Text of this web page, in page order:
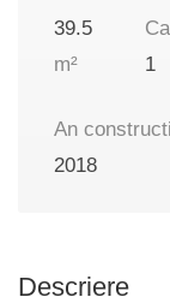
39.5
m²
1
An
2018
Descriere